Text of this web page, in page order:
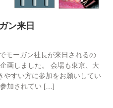
ン来日
モーガン社長が来日されるの
画しました。 会場も東京、大
やすい方に参加をお願いしてい
加されてい […]